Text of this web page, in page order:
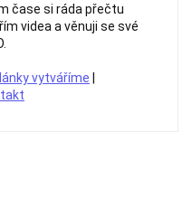
čase si ráda přečtu
videa a věnuji se své
vytváříme